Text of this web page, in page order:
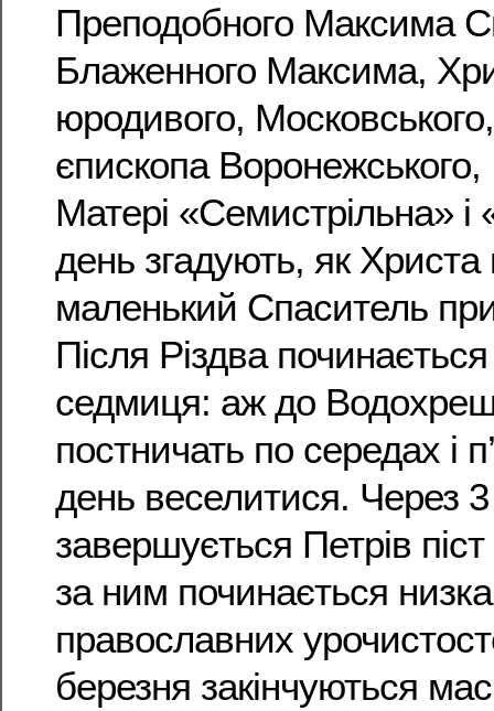
Преподобного Максима
Блаженного Максима,
юродивого,
єпископа Воронежського,
Матері «Семистрільна»
день згадують, як Христа
маленький Спаситель
Після Різдва
седмиця: аж до
постничать по середах і
день веселитися. Через
завершується Петрів
за ним починається
православних
березня закінчуються